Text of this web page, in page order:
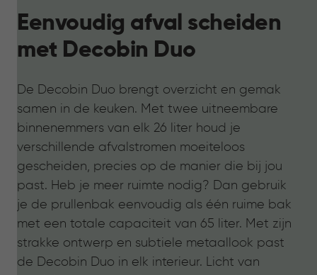
Eenvoudig afval scheiden
met Decobin Duo
De Decobin Duo brengt overzicht en gemak
samen in de keuken. Met twee uitneembare
binnenemmers van elk 26 liter houd je
verschillende afvalstromen moeiteloos
gescheiden, precies op de manier die bij jou
past. Heb je meer ruimte nodig? Dan gebruik
je de prullenbak eenvoudig als één ruime bak
met een totale capaciteit van 65 liter. Met zijn
strakke ontwerp en subtiele metaallook past
de Decobin Duo in elk interieur. Licht van